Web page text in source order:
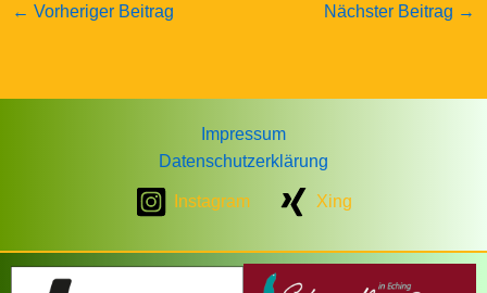
← Vorheriger Beitrag Nächster Beitrag →
Impressum
Datenschutzerklärung
Instagram Xing